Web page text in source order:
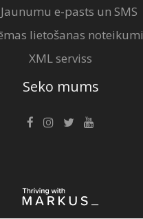
e-pasts un SMS
lietošanas noteikumi
XML serviss
Seko mums